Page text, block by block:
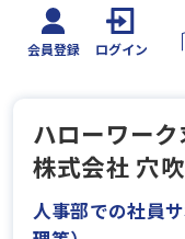
会員登録 ログイン
ハローワー
株式会社 穴
人事部での社員